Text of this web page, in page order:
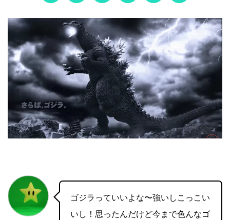
ゴジラっていいよな〜強いしこっこい
いし！思ったんだけど今まで色んなゴ